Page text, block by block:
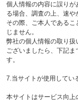
個人情報の内容に誤り
る場合、調査の上、速や
その際、ご本人である
じません。
弊社の個人情報の取り
ございましたら、下記
す。
7.当サイトが使用してい
本サイトはサービス向